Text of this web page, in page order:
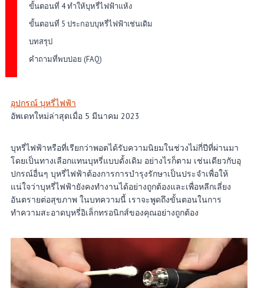
ขั้นตอนที่ 4 ทำให้บุหรี่ไฟฟ้าแห้ง
ขั้นตอนที่ 5 ประกอบบุหรี่ไฟฟ้าเช่นเดิม
บทสรุป
คำถามที่พบบ่อย (FAQ)
อุปกรณ์ บุหรี่ไฟฟ้า
อัพเดทใหม่ล่าสุดเมื่อ 5 มีนาคม 2023
บุหรี่ไฟฟ้าหรือที่เรียกว่าพอตได้รับความนิยมในช่วงไม่กี่ปีที่ผ่านมา
โดยเป็นทางเลือกแทนบุหรี่แบบดั้งเดิม อย่างไรก็ตาม เช่นเดียวกับอุ
ปกรณ์อื่นๆ บุหรี่ไฟฟ้าต้องการการบำรุงรักษาเป็นประจำเพื่อให้
แน่ใจว่าบุหรี่ไฟฟ้ายังคงทำงานได้อย่างถูกต้องและเพื่อหลีกเลี่ยง
อันตรายต่อสุขภาพ ในบทความนี้ เราจะพูดถึงขั้นตอนในการ
ทำความสะอาดบุหรี่อิเล็กทรอนิกส์ของคุณอย่างถูกต้อง